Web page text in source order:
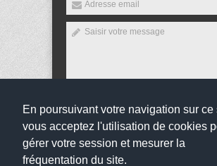
En poursuivant votre navigation sur ce
vous acceptez l'utilisation de cookies
gérer votre session et mesurer la
fréquentation du site.
Envoyer